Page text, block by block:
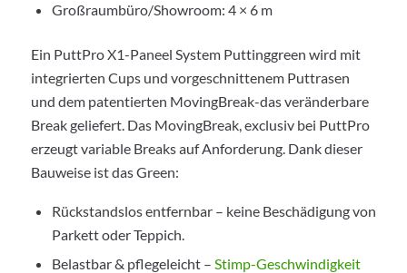
Großraumbüro/Showroom: 4 × 6 m
Ein PuttPro X1-Paneel System Puttinggreen wird mit
integrierten Cups und vorgeschnittenem Puttrasen
und dem patentierten MovingBreak-das veränderbare
Break geliefert. Das MovingBreak, exclusiv bei PuttPro
erzeugt variable Breaks auf Anforderung. Dank dieser
Bauweise ist das Green:
Rückstandslos entfernbar – keine Beschädigung von
Parkett oder Teppich.
Belastbar & pflegeleicht – Stimp-Geschwindigkeit